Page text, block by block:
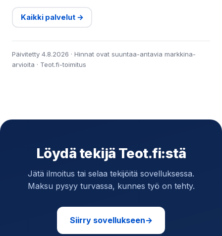
Kaikki palvelut →
Päivitetty 4.8.2026 · Hinnat ovat suuntaa-antavia markkina-
arvioita · Teot.fi-toimitus
Löydä tekijä Teot.fi:stä
Jätä ilmoitus tai selaa tekijöitä sovelluksessa.
Maksu pysyy turvassa, kunnes työ on tehty.
Siirry sovellukseen→